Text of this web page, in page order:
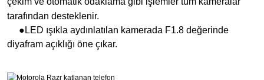
tarafından desteklenir.
●LED ışıkla aydınlatılan kamerada F1.8 değerinde
diyafram açıklığı öne çıkar.